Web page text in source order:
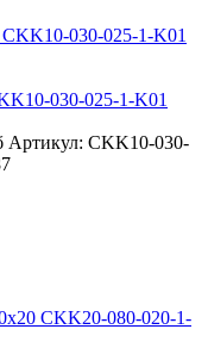
030-025-1-K01
Артикул: CKK10-030-